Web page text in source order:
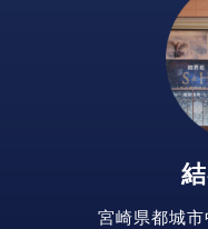
宮崎県都城